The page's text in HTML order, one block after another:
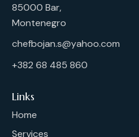
85000 Bar,
Montenegro
chefbojan.s@yahoo.com
+382 68 485 860
Links
Home
Services